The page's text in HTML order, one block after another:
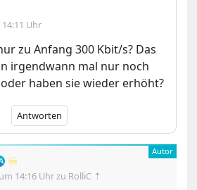
Uhr
zu Anfang 300 Kbit/s? Das
irgendwann mal nur noch
haben sie wieder erhöht?
Antworten
♾️
14:16 Uhr zu RolliC ⇡